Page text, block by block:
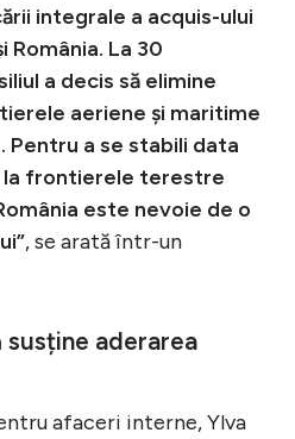
integrale a acquis-ului
România. La 30
a decis să elimine
aeriene și maritime
Pentru a se stabili data
la frontierele terestre
este nevoie de o
, se arată într-un
susține aderarea
afaceri interne, Ylva